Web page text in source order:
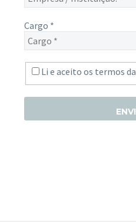
Cargo *
Li e aceito os termos da